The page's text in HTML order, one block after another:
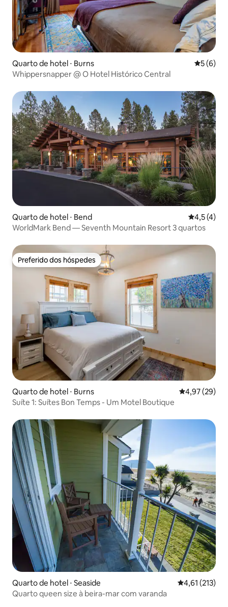
Quarto de hotel ⋅ Burns 5 de
5 (6)
Whippersnapper @ O Hotel Histórico Central
Quarto de hotel ⋅ Bend 4,5 de
4,5 (4)
WorldMark Bend — Seventh Mountain Resort 3 quartos
Preferido dos hóspedes
Preferido dos hóspedes
Quarto de hotel ⋅ Burns 4,97 de uma
4,97 (29)
Suíte 1: Suítes Bon Temps - Um Motel Boutique
Quarto de hotel ⋅ Seaside 4,61 de uma
4,61 (213)
Quarto queen size à beira-mar com varanda